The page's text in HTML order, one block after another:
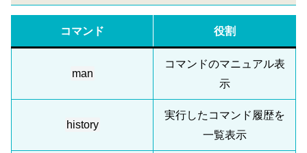
コマンド 役割
man
コマンドのマニュアル表
示
history
実行したコマンド履歴を
一覧表示